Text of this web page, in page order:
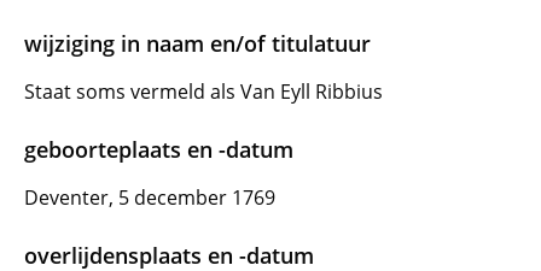
wijziging in naam en/of titulatuur
Staat soms vermeld als Van Eyll Ribbius
geboorteplaats en -datum
Deventer, 5 december 1769
overlijdensplaats en -datum